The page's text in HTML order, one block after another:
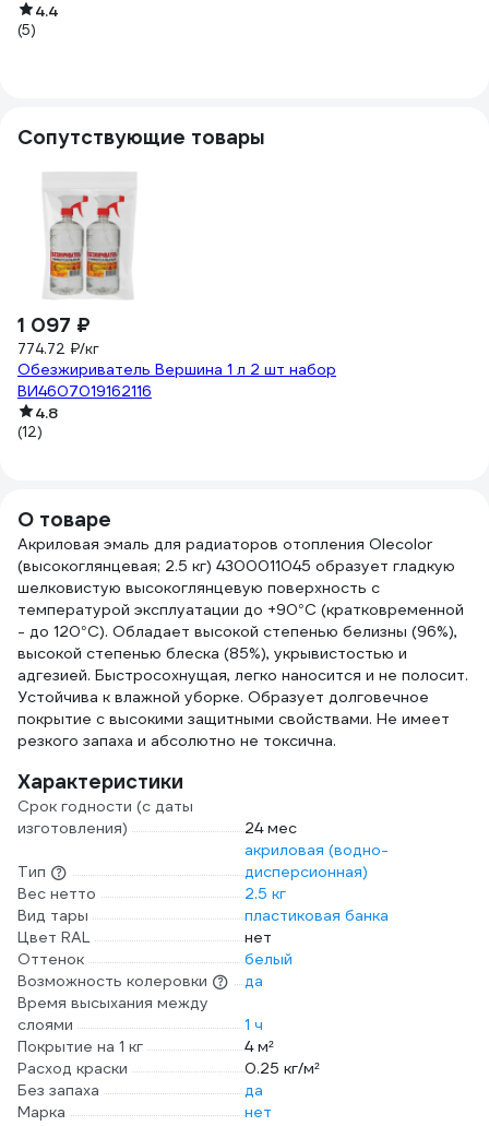
4.4
(5)
Сопутствующие товары
1 097 ₽
774.72 ₽/кг
Обезжириватель Вершина 1 л 2 шт набор
ВИ4607019162116
4.8
(12)
О товаре
Акриловая эмаль для радиаторов отопления Olecolor
(высокоглянцевая; 2.5 кг) 4300011045 образует гладкую
шелковистую высокоглянцевую поверхность с
температурой эксплуатации до +90°С (кратковременной
- до 120°С). Обладает высокой степенью белизны (96%),
высокой степенью блеска (85%), укрывистостью и
адгезией. Быстросохнущая, легко наносится и не полосит.
Устойчива к влажной уборке. Образует долговечное
покрытие с высокими защитными свойствами. Не имеет
резкого запаха и абсолютно не токсична.
Характеристики
Срок годности (с даты
изготовления)
24 мес
Тип
акриловая (водно-
дисперсионная)
Вес нетто
2.5 кг
Вид тары
пластиковая банка
Цвет RAL
нет
Оттенок
белый
Возможность колеровки
да
Время высыхания между
слоями
1 ч
Покрытие на 1 кг
4 м²
Расход краски
0.25 кг/м²
Без запаха
да
Марка
нет